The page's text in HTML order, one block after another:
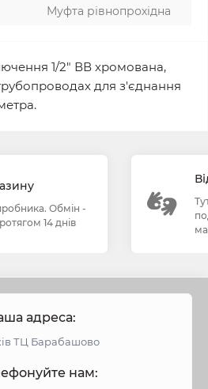
Муфта рівнопрохідна
1/2" ВВ хромована,
для з'єднання
Обмін -
14 днів
адреса:
ТЦ Барабашово
нам: